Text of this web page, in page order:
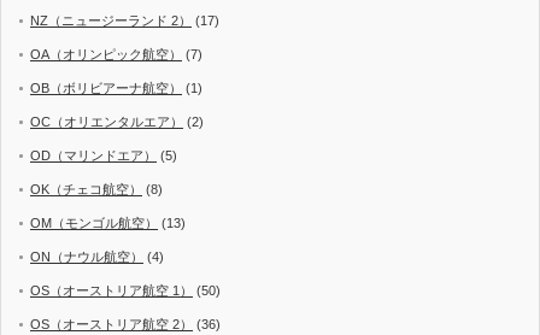
NZ（ニュージーランド 2） (17)
OA（オリンピック航空） (7)
OB（ボリビアーナ航空） (1)
OC（オリエンタルエア） (2)
OD（マリンドエア） (5)
OK（チェコ航空） (8)
OM（モンゴル航空） (13)
ON（ナウル航空） (4)
OS（オーストリア航空 1） (50)
OS（オーストリア航空 2） (36)